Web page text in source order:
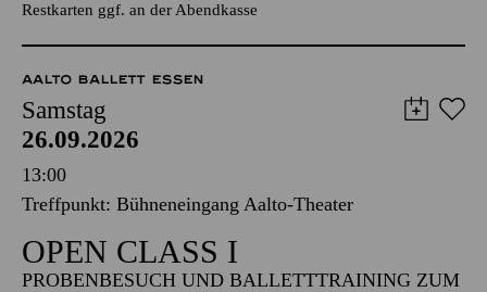
Restkarten ggf. an der Abendkasse
AALTO BALLETT ESSEN
Samstag
26.09.2026
13:00
Treffpunkt: Bühneneingang Aalto-Theater
OPEN CLASS I
PROBENBESUCH UND BALLETTTRAINING ZUM